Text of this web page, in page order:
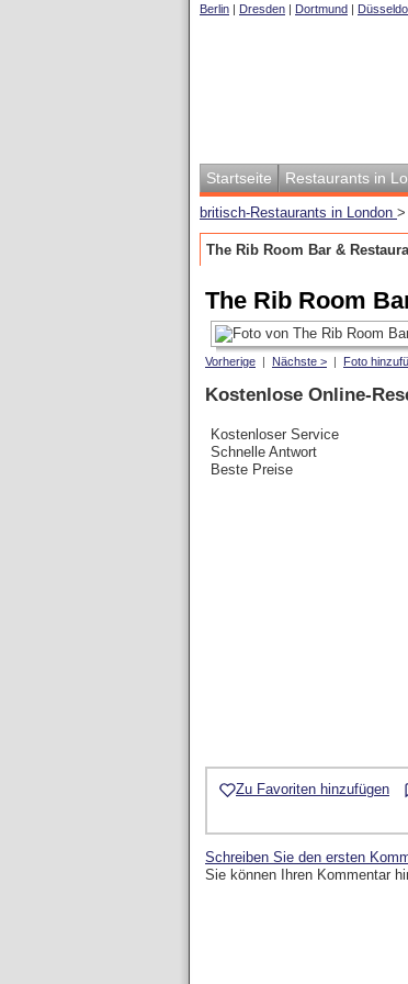
Berlin | Dresden | Dortmund |
Startseite Restaurants in
britisch-Restaurants in London >
The Rib Room Bar &
The Rib Room
Vorherige | Nächste > | Foto
Kostenlose Online-
Kostenloser Service
Schnelle Antwort
Beste Preise
Zu Favoriten hinzufügen
Schreiben Sie den ersten
Sie können Ihren Kommentar